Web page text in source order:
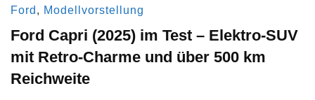
Ford , Modellvorstellung
Ford Capri (2025) im Test – Elektro-SUV
mit Retro-Charme und über 500 km
Reichweite